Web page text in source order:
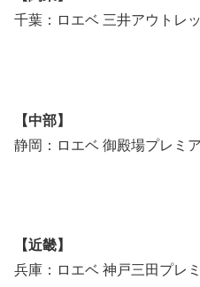
千葉：ロエベ 三井アウトレ
【中部】
静岡：ロエベ 御殿場プレミ
【近畿】
兵庫：ロエベ 神戸三田プレ